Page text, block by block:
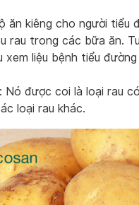
ăn kiêng cho người tiểu
rau trong các bữa ăn.
xem liệu bệnh tiểu
Nó được coi là loại rau
loại rau khác.